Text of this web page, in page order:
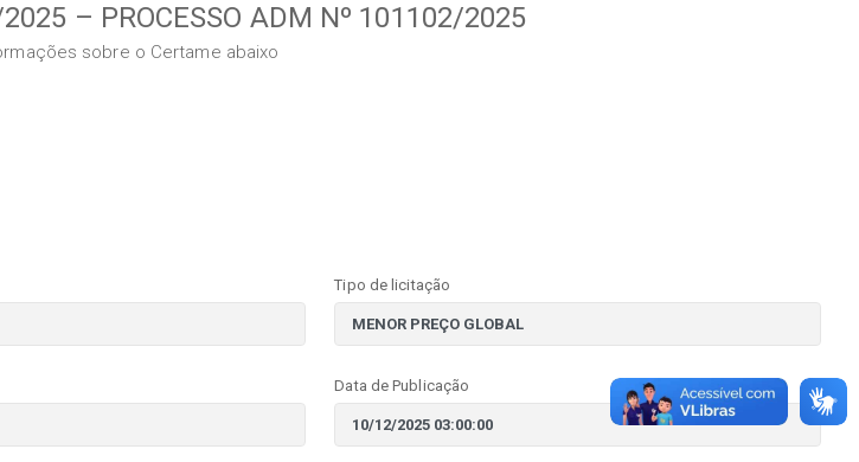
– PROCESSO ADM Nº 101102/2025
sobre o Certame abaixo
Tipo de licitação
Data de Publicação